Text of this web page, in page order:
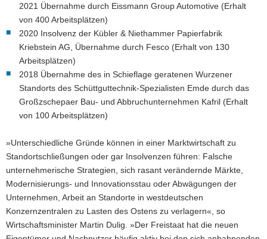
2021 Übernahme durch Eissmann Group Automotive (Erhalt
von 400 Arbeitsplätzen)
2020 Insolvenz der Kübler & Niethammer Papierfabrik
Kriebstein AG, Übernahme durch Fesco (Erhalt von 130
Arbeitsplätzen)
2018 Übernahme des in Schieflage geratenen Wurzener
Standorts des Schüttguttechnik-Spezialisten Emde durch das
Großzschepaer Bau- und Abbruchunternehmen Kafril (Erhalt
von 100 Arbeitsplätzen)
»Unterschiedliche Gründe können in einer Marktwirtschaft zu
Standortschließungen oder gar Insolvenzen führen: Falsche
unternehmerische Strategien, sich rasant verändernde Märkte,
Modernisierungs- und Innovationsstau oder Abwägungen der
Unternehmen, Arbeit an Standorte in westdeutschen
Konzernzentralen zu Lasten des Ostens zu verlagern«, so
Wirtschaftsminister Martin Dulig. »Der Freistaat hat die neuen